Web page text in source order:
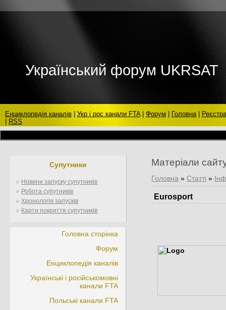
Український форум UKRSAT
Енциклопедія каналів Укр і рос канали FTA| Форум Головна|
RSS
Супутники
Новини запуску супутників
Робота супутників
Хронологія запусків
Карти покриття супутників
Головна сторінка
Форум
Енциклопедія каналів
Українські і російськомовні
канали FTA
Польські канали FTA
Матеріали
Головна » Статті »
Eurosport